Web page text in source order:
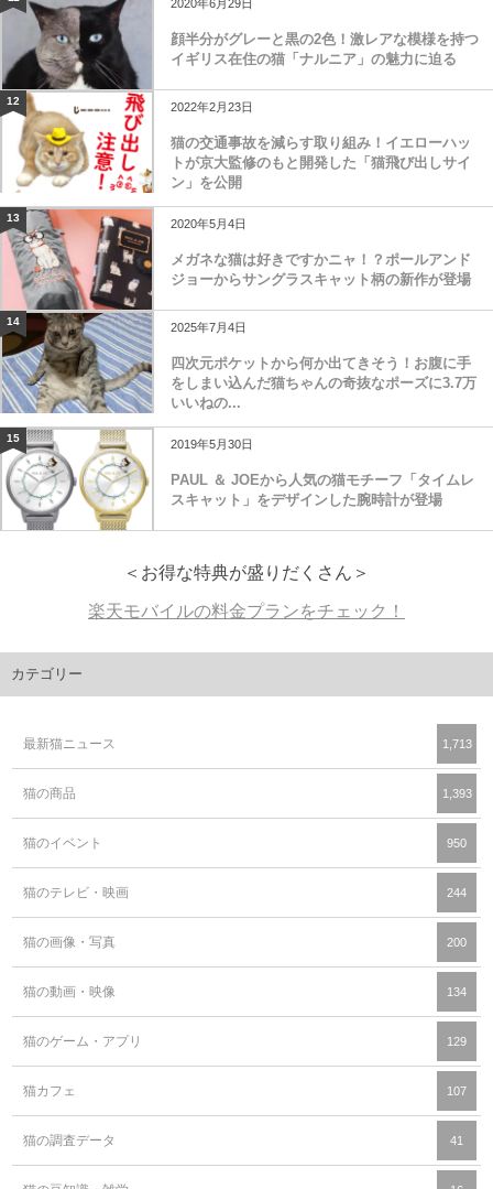
2020年6月29日
顔半分がグレーと黒の2色！激レアな模様を持つ
イギリス在住の猫「ナルニア」の魅力に迫る
12 2022年2月23日
猫の交通事故を減らす取り組み！イエローハッ
トが京大監修のもと開発した「猫飛び出しサイ
ン」を公開
13 2020年5月4日
メガネな猫は好きですかニャ！？ポールアンド
ジョーからサングラスキャット柄の新作が登場
14 2025年7月4日
四次元ポケットから何か出てきそう！お腹に手
をしまい込んだ猫ちゃんの奇抜なポーズに3.7万
いいねの...
15 2019年5月30日
PAUL ＆ JOEから人気の猫モチーフ「タイムレ
スキャット」をデザインした腕時計が登場
＜お得な特典が盛りだくさん＞
楽天モバイルの料金プランをチェック！
カテゴリー
最新猫ニュース 1,713
猫の商品 1,393
猫のイベント 950
猫のテレビ・映画 244
猫の画像・写真 200
猫の動画・映像 134
猫のゲーム・アプリ 129
猫カフェ 107
猫の調査データ 41